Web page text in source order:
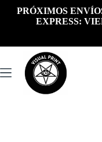
PRÓXIMOS
EXPRESS: